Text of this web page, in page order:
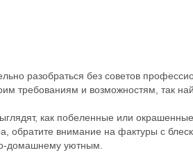
разобраться без советов
требованиям и возможностям, так
как побеленные или
обратите внимание на фактуры с
домашнему уютным.